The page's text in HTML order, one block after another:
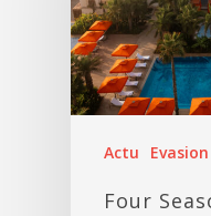
Actu Evasion
Four